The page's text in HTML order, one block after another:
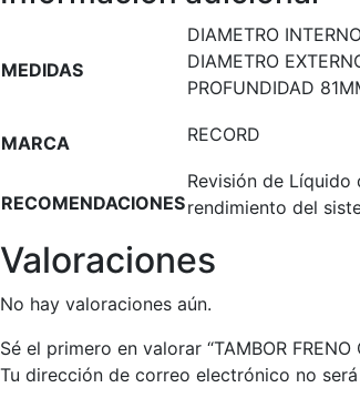
MEDIDAS
DIAMETRO
DIAMETRO
PROFUNDIDAD
MARCA RECORD
RECOMENDACIONES
Revisión de
rendimiento del
Valoraciones
No hay valoraciones aún.
Sé el primero en valorar “TAMBOR
Tu dirección de correo electrónico no